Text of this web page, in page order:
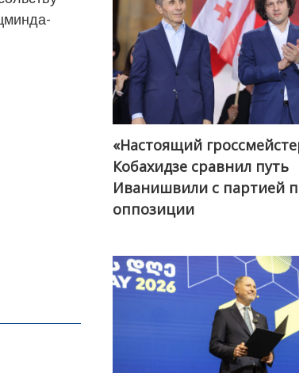
@ქართული ოცნება / Georgian
«Настоящий
Кобахидзе сравнил путь
Иванишвили с партией
оппозиции